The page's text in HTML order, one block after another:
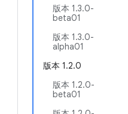
版本 1.3.0-
beta01
版本 1.3.0-
alpha01
版本 1.2.0
版本 1.2.0-
beta01